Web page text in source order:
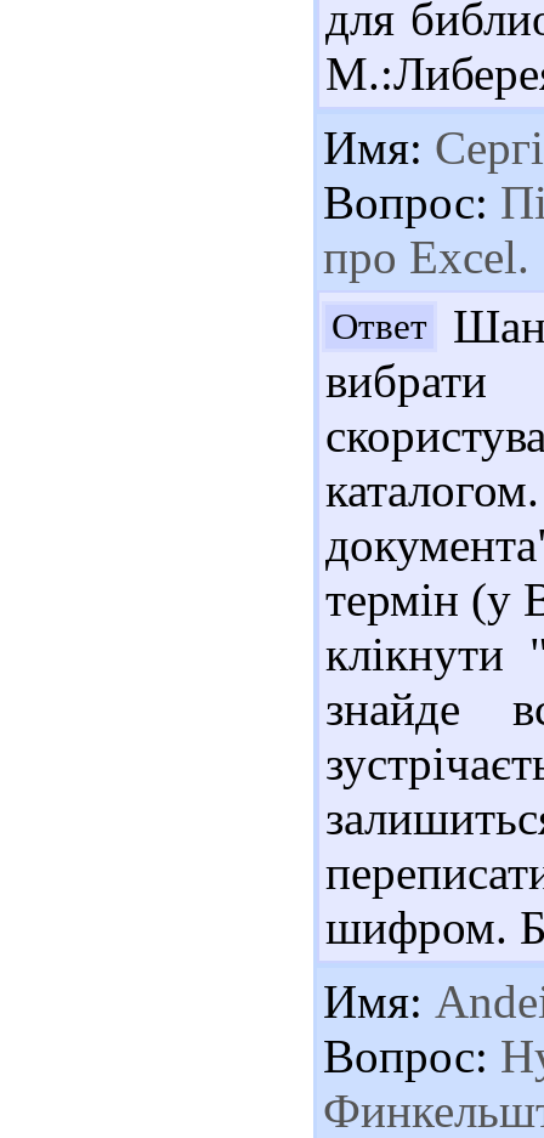
для
Имя:
Вопрос:
про Excel.
Ответ
термін (у
клікнути
знайде
шифром.
Имя:
Вопрос: